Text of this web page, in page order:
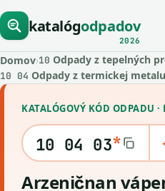
katalógodpadov
2026
Domov›10 Odpady z tepelných
10 04 Odpady z termickej
KATALÓGOVÝ KÓD ODPADU
10 04 03*
arzeničnan